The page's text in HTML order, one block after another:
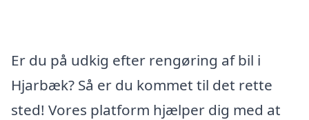
Er du på udkig efter rengøring af bil i
Hjarbæk? Så er du kommet til det rette
sted! Vores platform hjælper dig med at